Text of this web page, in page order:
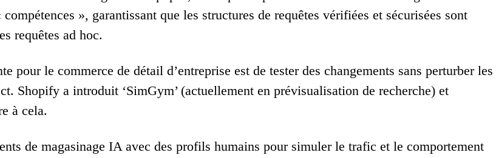
», garantissant que les structures de requêtes vérifiées et sécurisées sont
requêtes ad hoc.
pour le commerce de détail d’entreprise est de tester des changements sans perturber les
Shopify a introduit ‘SimGym’ (actuellement en prévisualisation de recherche) et
à cela.
de magasinage IA avec des profils humains pour simuler le trafic et le comportement